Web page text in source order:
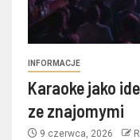
INFORMACJE
Karaoke jako
ze znajomymi
9 czerwca, 2026